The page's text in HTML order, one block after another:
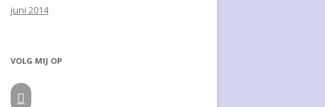
juni 2014
VOLG MIJ OP
